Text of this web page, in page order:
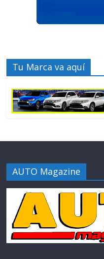
Tu Marca va aquí
AUTO Magazine